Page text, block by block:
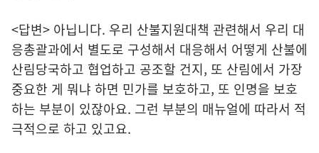
<답변> 아닙니다. 우리 산불지원대책 관련해서 우리 대
응총괄과에서 별도로 구성해서 대응해서 어떻게 산불에
산림당국하고 협업하고 공조할 건지, 또 산림에서 가장
중요한 게 뭐냐 하면 민가를 보호하고, 또 인명을 보호
하는 부분이 있잖아요. 그런 부분의 매뉴얼에 따라서 적
극적으로 하고 있고요.